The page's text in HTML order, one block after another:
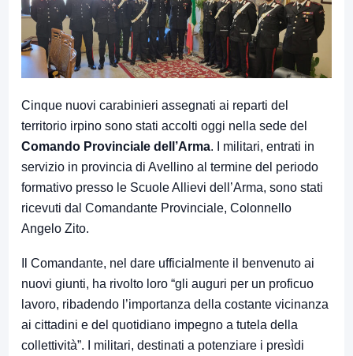
Cinque nuovi carabinieri assegnati ai reparti del
territorio irpino sono stati accolti oggi nella sede del
Comando Provinciale dell’Arma. I militari, entrati in
servizio in provincia di Avellino al termine del periodo
formativo presso le Scuole Allievi dell’Arma, sono stati
ricevuti dal Comandante Provinciale, Colonnello
Angelo Zito.
Il Comandante, nel dare ufficialmente il benvenuto ai
nuovi giunti, ha rivolto loro “gli auguri per un proficuo
lavoro, ribadendo l’importanza della costante vicinanza
ai cittadini e del quotidiano impegno a tutela della
collettività”. I militari, destinati a potenziare i presìdi